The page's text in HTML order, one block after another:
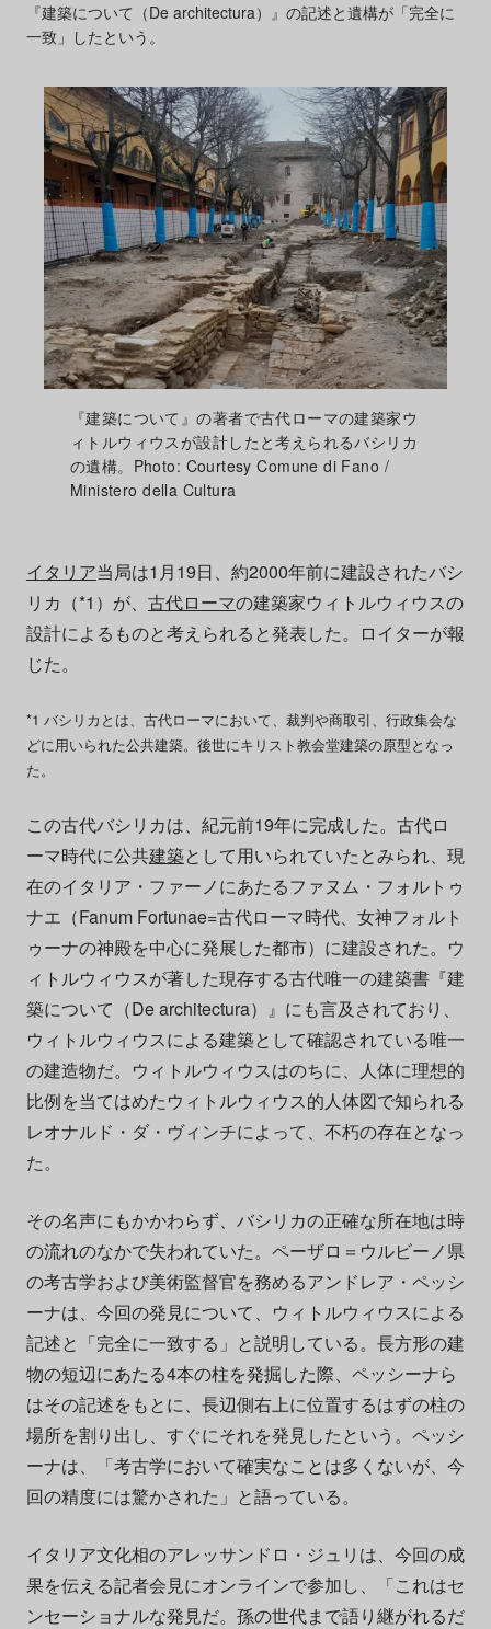
『建築について（De architectura）』の記述と遺構が「完全に
一致」したという。
『建築について』の著者で古代ローマの建築家ウ
ィトルウィウスが設計したと考えられるバシリカ
の遺構。Photo: Courtesy Comune di Fano /
Ministero della Cultura
イタリア当局は1月19日、約2000年前に建設されたバシ
リカ（*1）が、 古代ローマの建築家ウィトルウィウスの
設計によるものと考えられると発表した。ロイターが報
じた。
*1 バシリカとは、古代ローマにおいて、裁判や商取引、行政集会な
どに用いられた公共建築。後世にキリスト教会堂建築の原型となっ
た。
この古代バシリカは、紀元前19年に完成した。古代ロ
ーマ時代に公共建築として用いられていたとみられ、現
在のイタリア・ファーノにあたるファヌム・フォルトゥ
ナエ（Fanum Fortunae=古代ローマ時代、女神フォルト
ゥーナの神殿を中心に発展した都市）に建設された。ウ
ィトルウィウスが著した現存する古代唯一の建築書『建
築について（De architectura）』にも言及されており、
ウィトルウィウスによる建築として確認されている唯一
の建造物だ。ウィトルウィウスはのちに、人体に理想的
比例を当てはめたウィトルウィウス的人体図で知られる
レオナルド・ダ・ヴィンチによって、不朽の存在となっ
た。
その名声にもかかわらず、バシリカの正確な所在地は時
の流れのなかで失われていた。ペーザロ＝ウルビーノ県
の考古学および美術監督官を務めるアンドレア・ペッシ
ーナは、今回の発見について、ウィトルウィウスによる
記述と「完全に一致する」と説明している。長方形の建
物の短辺にあたる4本の柱を発掘した際、ペッシーナら
はその記述をもとに、長辺側右上に位置するはずの柱の
場所を割り出し、すぐにそれを発見したという。ペッシ
ーナは、「考古学において確実なことは多くないが、今
回の精度には驚かされた」と語っている。
イタリア文化相のアレッサンドロ・ジュリは、今回の成
果を伝える記者会見にオンラインで参加し、「これはセ
ンセーショナルな発見だ。孫の世代まで語り継がれるだ